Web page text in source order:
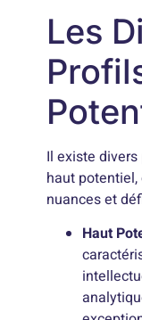
Les
Il existe
haut
nuances et
Haut